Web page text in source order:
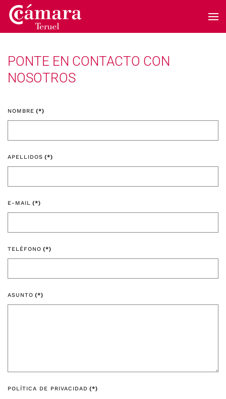
Skip to main content
PONTE EN CONTACTO CON
NOSOTROS
NOMBRE (*)
APELLIDOS (*)
E-MAIL (*)
TELÉFONO (*)
ASUNTO (*)
POLÍTICA DE PRIVACIDAD (*)